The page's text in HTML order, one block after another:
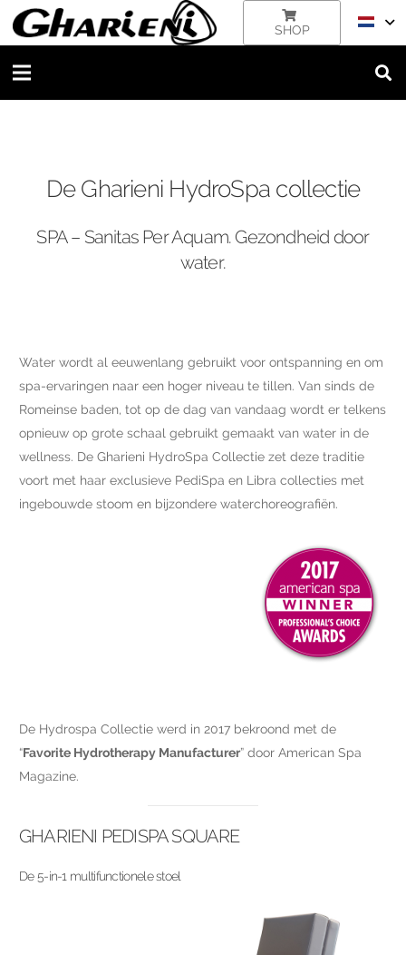
SHOP
De Gharieni HydroSpa collectie
SPA – Sanitas Per Aquam. Gezondheid door
water.
Water wordt al eeuwenlang gebruikt voor ontspanning en om
spa-ervaringen naar een hoger niveau te tillen. Van sinds de
Romeinse baden, tot op de dag van vandaag wordt er telkens
opnieuw op grote schaal gebruikt gemaakt van water in de
wellness. De Gharieni HydroSpa Collectie zet deze traditie
voort met haar exclusieve PediSpa en Libra collecties met
ingebouwde stoom en bijzondere waterchoreografiën.
De Hydrospa Collectie werd in 2017 bekroond met de
“Favorite Hydrotherapy Manufacturer” door American Spa
Magazine.
GHARIENI PEDISPA SQUARE
De 5-in-1 multifunctionele stoel